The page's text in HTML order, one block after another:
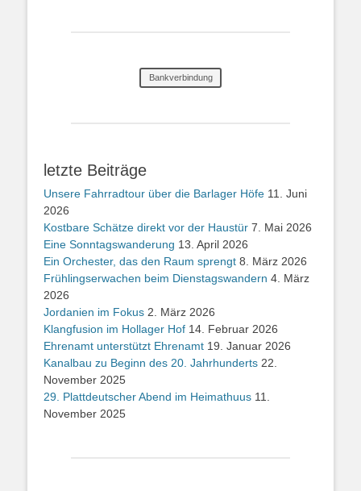
Bankverbindung
letzte Beiträge
Unsere Fahrradtour über die Barlager Höfe 11. Juni
2026
Kostbare Schätze direkt vor der Haustür 7. Mai 2026
Eine Sonntagswanderung 13. April 2026
Ein Orchester, das den Raum sprengt 8. März 2026
Frühlingserwachen beim Dienstagswandern 4. März
2026
Jordanien im Fokus 2. März 2026
Klangfusion im Hollager Hof 14. Februar 2026
Ehrenamt unterstützt Ehrenamt 19. Januar 2026
Kanalbau zu Beginn des 20. Jahrhunderts 22.
November 2025
29. Plattdeutscher Abend im Heimathuus 11.
November 2025